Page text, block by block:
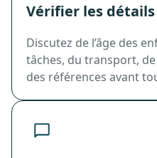
Vérifier les
Discutez de l’âge des
tâches, du transport,
des références avant